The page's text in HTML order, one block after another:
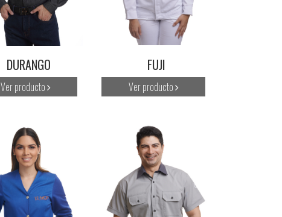
DURANGO
Ver producto
FUJI
Ver producto